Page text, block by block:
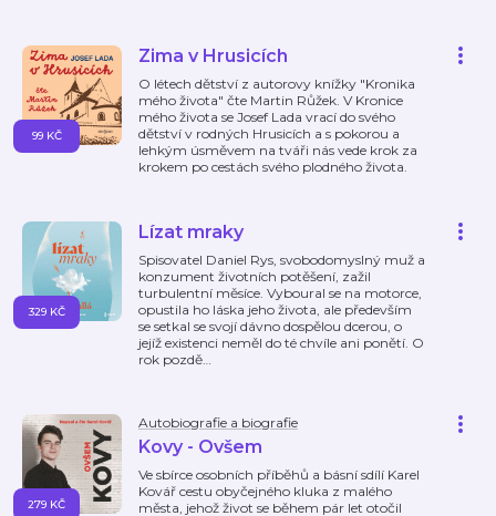
Zima v Hrusicích
O létech dětství z autorovy knížky "Kronika
mého života" čte Martin Růžek. V Kronice
mého života se Josef Lada vrací do svého
dětství v rodných Hrusicích a s pokorou a
lehkým úsměvem na tváři nás vede krok za
krokem po cestách svého plodného života.
99 KČ
Lízat mraky
Spisovatel Daniel Rys, svobodomyslný muž a
konzument životních potěšení, zažil
turbulentní měsíce. Vyboural se na motorce,
opustila ho láska jeho života, ale především
se setkal se svojí dávno dospělou dcerou, o
jejíž existenci neměl do té chvíle ani ponětí. O
rok pozdě…
329 KČ
Autobiografie a biografie
Kovy - Ovšem
Ve sbírce osobních příběhů a básní sdílí Karel
Kovář cestu obyčejného kluka z malého
města, jehož život se během pár let otočil
279 KČ